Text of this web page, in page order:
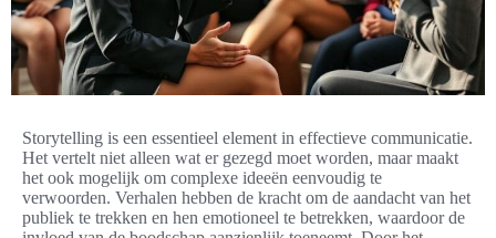
Storytelling is een essentieel element in effectieve communicatie.
Het vertelt niet alleen wat er gezegd moet worden, maar maakt
het ook mogelijk om complexe ideeën eenvoudig te
verwoorden. Verhalen hebben de kracht om de aandacht van het
publiek te trekken en hen emotioneel te betrekken, waardoor de